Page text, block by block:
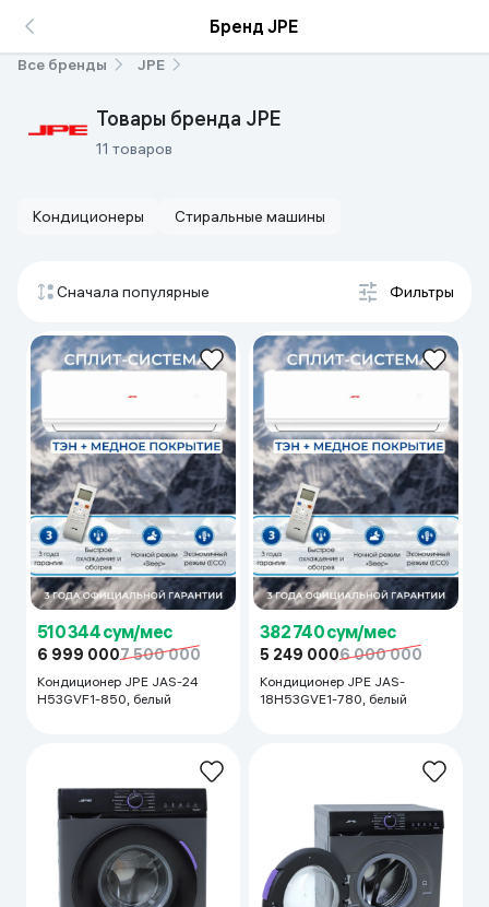
Бренд JPE
Все бренды JPE
Товары бренда JPE
11 товаров
Кондиционеры Стиральные машины
Сначала популярные Фильтры
510 344 сум/мес
6 999 0007 500 000
Кондиционер JPE JAS-24
H53GVF1-850, белый
382 740 сум/мес
5 249 0006 000 000
Кондиционер JPE JAS-
18H53GVE1-780, белый